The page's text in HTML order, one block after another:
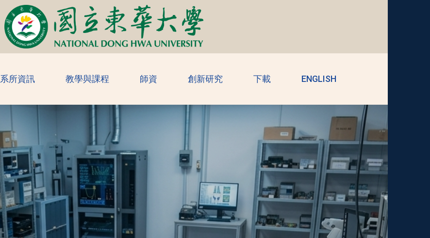
系所資訊 教學與課程 師資 創新研究 下載 ENGLISH